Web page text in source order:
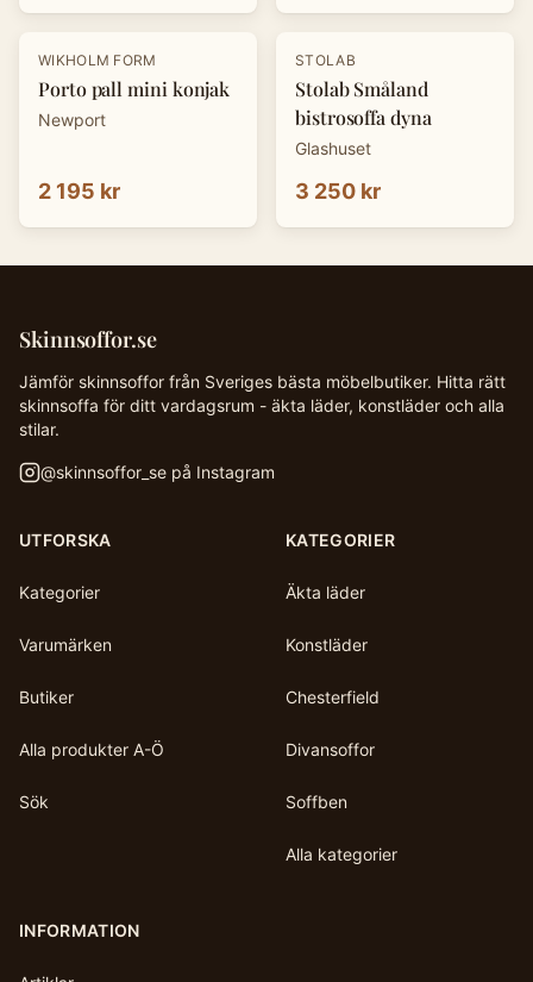
WIKHOLM FORM
Porto pall mini konjak
Newport
2 195 kr
STOLAB
Stolab Småland
bistrosoffa dyna
Glashuset
3 250 kr
Skinnsoffor.se
Jämför skinnsoffor från Sveriges bästa möbelbutiker. Hitta rätt
skinnsoffa för ditt vardagsrum - äkta läder, konstläder och alla
stilar.
@skinnsoffor_se på Instagram
UTFORSKA
Kategorier
Varumärken
Butiker
Alla produkter A-Ö
Sök
KATEGORIER
Äkta läder
Konstläder
Chesterfield
Divansoffor
Soffben
Alla kategorier
INFORMATION